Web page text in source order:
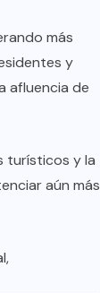
más
y
afluencia de
turísticos y la
aún más